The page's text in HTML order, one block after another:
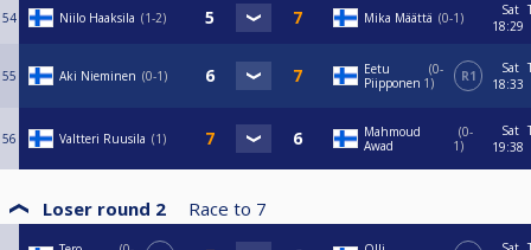
54 Niilo Haaksila 1-2 Mika Määttä 0-1
Sat
18:29
55 Aki Nieminen 0-1
Eetu
Piipponen
0-
1
R1
Sat
18:33
56 Valtteri Ruusila 1
Mahmoud
Awad
0-
1
Sat
19:38
Loser round 2 Race to 7